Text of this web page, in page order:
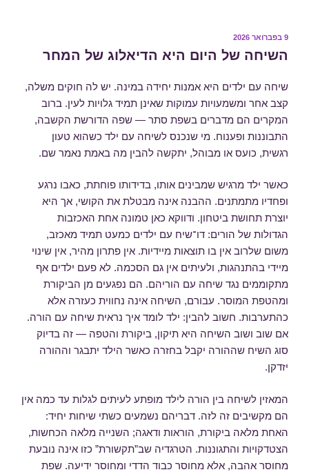
פורסם
9 בפברואר 2026
השיחה של היום היא הדיאלוג של המחר
שיחה עם ילדים היא אמנות יחידה במינה. יש לה חוקים משלה,
קצב אחר ומשמעויות עמוקות שאינן תמיד גלויות לעין. ברוב
המקרים הם מדברים בשפת סתר — שפה הדורשת הקשבה,
התבוננות ופענוח. מי שנכנס לשיחה עם ילד כשהוא טעון
רגשית, כועס או מבוהל, יתקשה להבין מה באמת נאמר שם.
כאשר ילד מרגיש שמבינים אותו, בדידותו פוחתת, כאבו נרגע
ופחדיו מתמתנים. ההבנה אינה מבטלת את הקושי, אך היא
יוצרת תחושת ביטחון. ודווקא כאן טמונה אחת האכזבות
הגדולות של הורים: דו־שיח עם ילדים כמעט תמיד מאכזב,
משום שלרוב אין בו תוצאות מיידיות. אין פתרון מהיר, אין שינוי
מיידי בהתנהגות, ולעיתים אין גם הסכמה. לא פעם ילדים אף
מתקוממים נגד שיחה עם הוריהם. הם נפגעים מן הביקורת
ומהטפת המוסר. עבורם, השיחה אינה נחווית כעזרה אלא
כהתערבות. חשוב להבין: ילד לומד איך נראית שיחה עם הורה.
אם שוב ושוב השיחה היא תיקון, ביקורת והטפה — זה בדיוק
סוג השיח שההורה יקבל בחזרה כאשר הילד יתבגר וההורה
יזדקן.
המאזין לשיחה בין הורה לילד מופתע לעיתים לגלות עד כמה אין
הם מקשיבים זה לזה. דבריהם נשמעים כשתי שיחות יחיד:
האחת מלאה ביקורת, הוראות ודאגה; השנייה מלאה הכחשות,
הצטדקויות והתגוננות. הטרגדיה שב”תקשורת” כזו אינה נובעת
מחוסר אהבה, אלא מחוסר כבוד הדדי ומחוסר ידיעה. שפת